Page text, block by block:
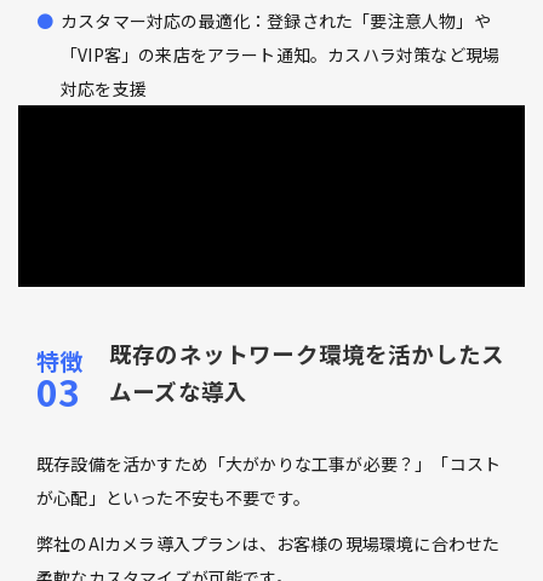
カスタマー対応の最適化：登録された「要注意人物」や
「VIP客」の来店をアラート通知。カスハラ対策など現場
対応を支援
既存のネットワーク環境を活かしたス
ムーズな導入
既存設備を活かすため「大がかりな工事が必要？」「コスト
が心配」といった不安も不要です。
弊社のAIカメラ導入プランは、お客様の現場環境に合わせた